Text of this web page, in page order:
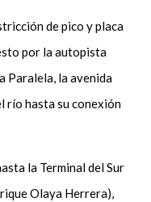
de pico y placa
por la autopista
Paralela, la avenida
río hasta su conexión
la Terminal del Sur
Olaya Herrera),